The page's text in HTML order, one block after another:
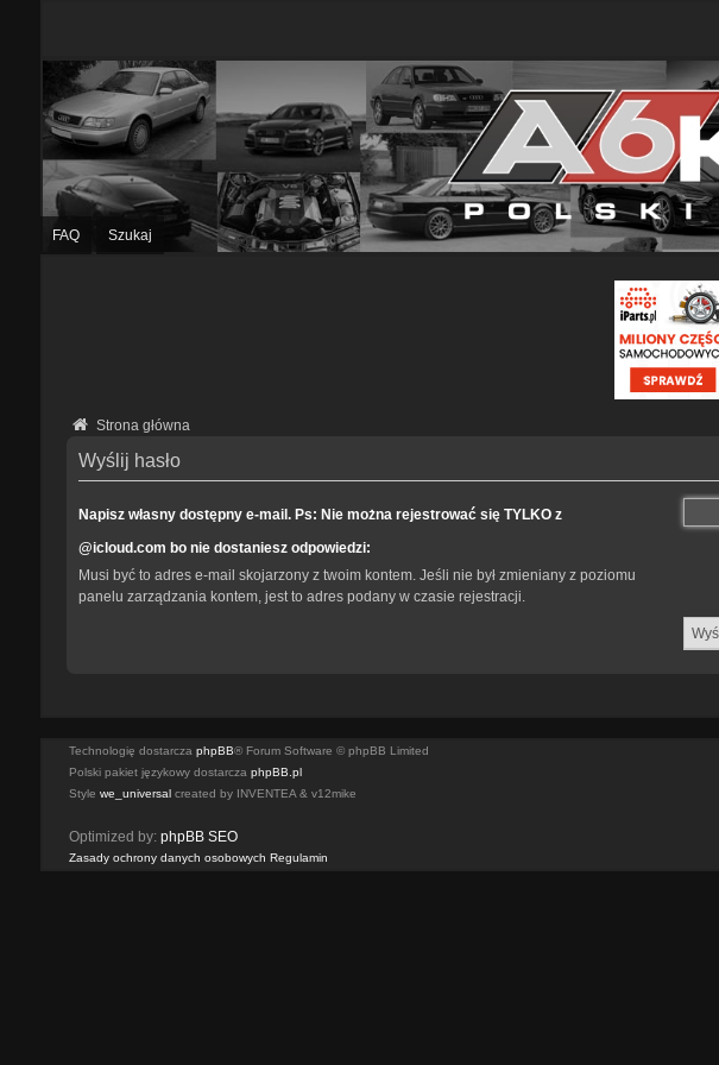
FAQ Szukaj
Strona główna
Wyślij hasło
Napisz własny dostępny e-mail. Ps: Nie można rejestrować się TYLKO z
@icloud.com bo nie dostaniesz odpowiedzi:
Musi być to adres e-mail skojarzony z twoim kontem. Jeśli nie był zmieniany z poziomu
panelu zarządzania kontem, jest to adres podany w czasie rejestracji.
Technologię dostarcza phpBB® Forum Software © phpBB Limited
Polski pakiet językowy dostarcza phpBB.pl
Style we_universalcreated by INVENTEA & v12mike
Optimized by: phpBB SEO
Zasady ochrony danych osobowych Regulamin